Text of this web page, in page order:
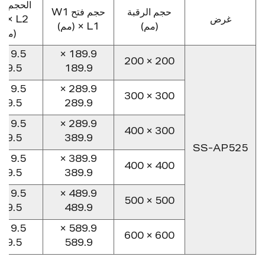
غرض
حجم الرقبة
(مم)
حجم فتح W1
× L1 (مم)
الحجم
× L2
SS-AP525
200 × 200
189.9 ×
189.9
300 × 300
289.9 ×
289.9
300 × 400
289.9 ×
389.9
400 × 400
389.9 ×
389.9
500 × 500
489.9 ×
489.9
600 × 600
589.9 ×
589.9